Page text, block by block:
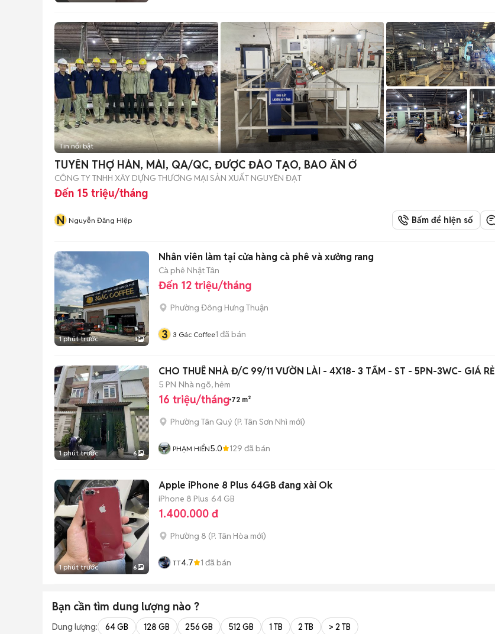
Tin nổi bật
TUYỂN THỢ HÀN, MÀI, QA/QC, ĐƯỢC ĐÀO TẠO, BAO ĂN Ở
CÔNG TY TNHH XÂY DỰNG THƯƠNG MẠI SẢN XUẤT NGUYÊN ĐẠT
Đến 15 triệu/tháng
N Nguyễn Đăng HIệp Bấm để hiện số
1 phút trước 1
Nhân viên làm tại cửa hàng cà phê và xưởng rang
Cà phê Nhật Tân
Đến 12 triệu/tháng
Phường Đông Hưng Thuận
3 3 Gác Coffee1 đã bán
1 phút trước 6
CHO THUÊ NHÀ Đ/C 99/11 VƯỜN LÀI - 4X18- 3 TẤM - ST - 5PN-3WC- GIÁ RẺ
5 PN Nhà ngõ, hẻm
16 triệu/tháng 72 m²
Phường Tân Quý (P. Tân Sơn Nhì mới)
PHẠM HIỂN5.0 129 đã bán
1 phút trước 6
Apple iPhone 8 Plus 64GB đang xài Ok
iPhone 8 Plus 64 GB
1.400.000 đ
Phường 8 (P. Tân Hòa mới)
TT4.7 1 đã bán
Bạn cần tìm dung lượng nào ?
Dung lượng: 64 GB 128 GB 256 GB 512 GB 1 TB 2 TB > 2 TB